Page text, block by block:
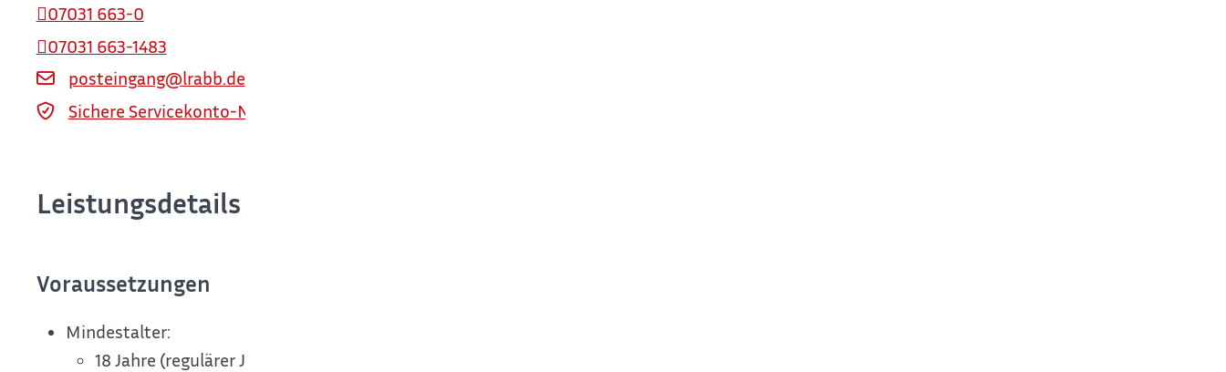
07031 663-0
07031 663-1483
posteingang@lrabb.de
Sichere Servicekonto-Nachricht über service-bw.de senden
Leistungsdetails
Voraussetzungen
Mindestalter:
18 Jahre (regulärer Jagdschein) beziehungsweise